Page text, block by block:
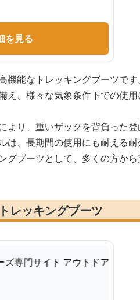
を見る
能なトレッキングブーツです。
、様々な気象条件下での使用
より、重いザックを背負った登
、長期間の使用にも耐える耐
ブーツとして、多くの方から
レッキングブーツ